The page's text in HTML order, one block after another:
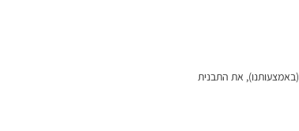
(באמצעותנו), את התבנית